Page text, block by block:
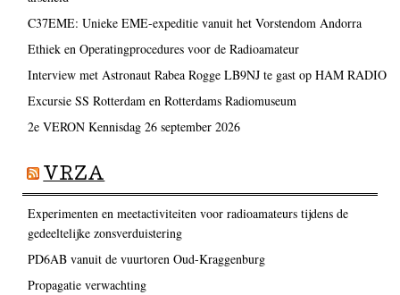
C37EME: Unieke EME-expeditie vanuit het Vorstendom Andorra
Ethiek en Operatingprocedures voor de Radioamateur
Interview met Astronaut Rabea Rogge LB9NJ te gast op HAM RADIO
Excursie SS Rotterdam en Rotterdams Radiomuseum
2e VERON Kennisdag 26 september 2026
VRZA
Experimenten en meetactiviteiten voor radioamateurs tijdens de
gedeeltelijke zonsverduistering
PD6AB vanuit de vuurtoren Oud-Kraggenburg
Propagatie verwachting